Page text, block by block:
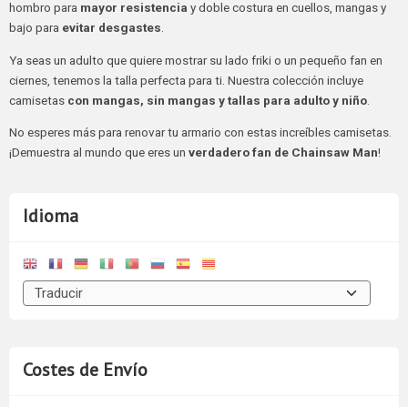
Idioma
Costes de Envío
hombro para mayor resistencia y doble costura en cuellos, mangas y
bajo para evitar desgastes
Ya seas un adulto que quiere mostrar su lado friki o un pequeño fan en
ciernes, tenemos la talla perfecta para ti. Nuestra colección incluye
camisetas con mangas, sin mangas y tallas para adulto y niño
No esperes más para renovar tu armario con estas increíbles camisetas.
¡Demuestra al mundo que eres un verdadero fan de Chainsaw Man!